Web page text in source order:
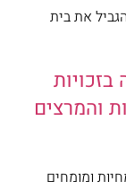
את בית
והמרצים
ומומחים